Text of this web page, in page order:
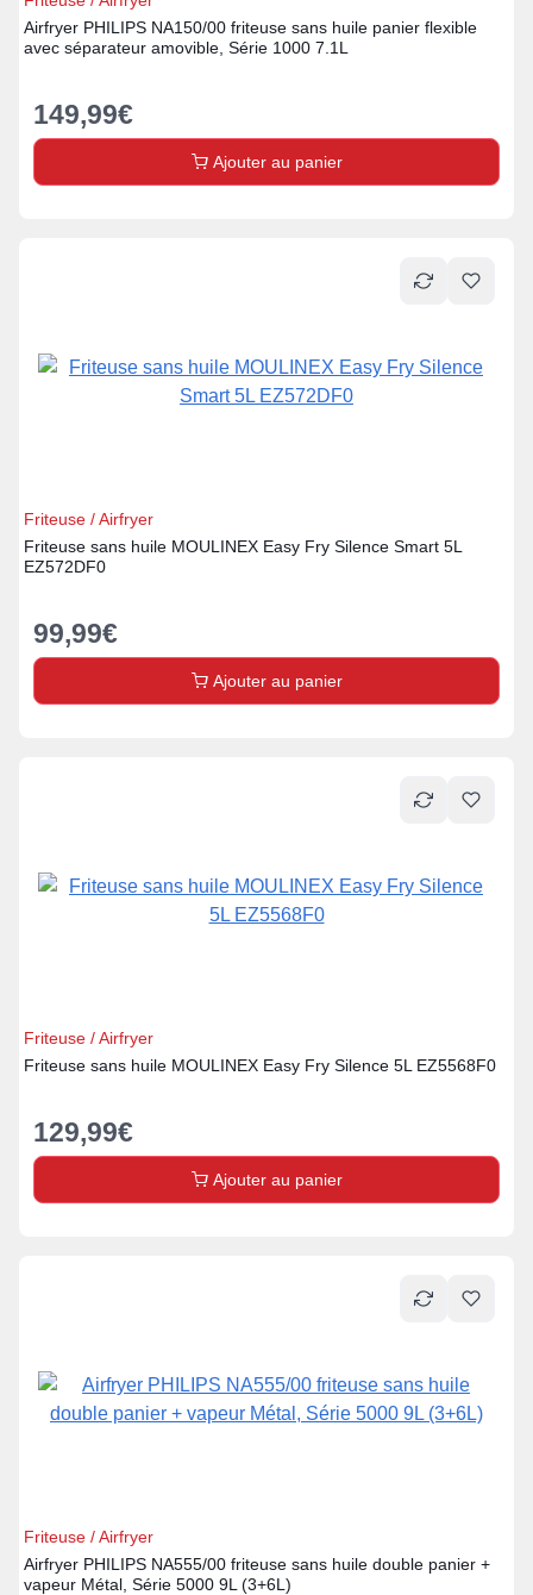
Airfryer PHILIPS NA150/00 friteuse sans huile panier flexible
avec séparateur amovible, Série 1000 7.1L
149,99€
Ajouter au panier
Friteuse / Airfryer
Friteuse sans huile MOULINEX Easy Fry Silence Smart 5L
EZ572DF0
99,99€
Ajouter au panier
Friteuse / Airfryer
Friteuse sans huile MOULINEX Easy Fry Silence 5L EZ5568F0
129,99€
Ajouter au panier
Friteuse / Airfryer
Airfryer PHILIPS NA555/00 friteuse sans huile double panier +
vapeur Métal, Série 5000 9L (3+6L)